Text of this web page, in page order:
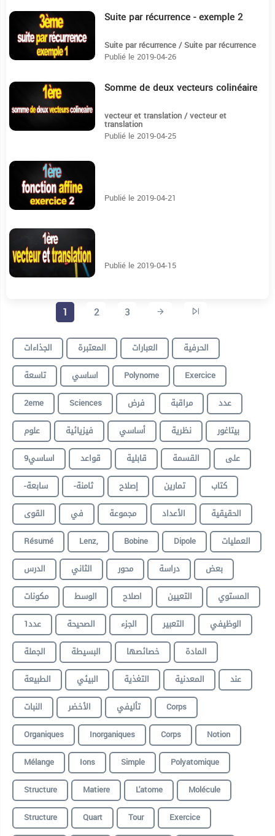
Suite par récurrence - exemple 2
Suite par récurrence / Suite par récurrence
Publié le 2019-04-26
Somme de deux vecteurs colinéaire
vecteur et translation / vecteur et
translation
Publié le 2019-04-25
Publié le 2019-04-21
Publié le 2019-04-15
1 2 3
الجذاءات المعتبرة العبارات
الحرفية
تاسعة
اساسي Polynome
Exercice
2eme
Sciences فرض مراقبة
عدد
علوم
فيزيائية أساسي نظرية
بيتاغور
9اساسي
قواعد قابلية القسمة
على
-سابعة
-ثامنة إصلاح تمارين
كتاب
القوى
في مجموعة الأعداد
الحقيقية
Résumé
Lenz, Bobine Dipole
العمليات
الدرس
الثاني محور دراسة
بعض
مكونات
الوسط اصلاح التعيين
المستوي
عدد1
الصحيحة الجزء التعبير
الوظيفي
الجملة
البسيطة خصائصها
المادة
الطبيعة
البيئي التغذية المعدنية
عند
النبات
الأخضر تأليفي
Corps
Organiques
Inorganiques Corps
Notion
Mélange
Ions Simple
Polyatomique
Structure
Matiere L'atome
Molécule
Structure
Quart Tour
Exercice